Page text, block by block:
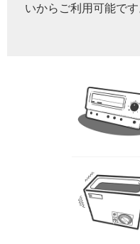
いからご利用可能です